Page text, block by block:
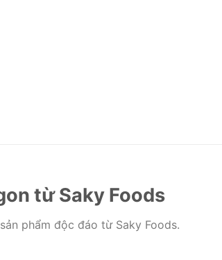
từ Saky Foods
phẩm độc đáo từ Saky Foods.